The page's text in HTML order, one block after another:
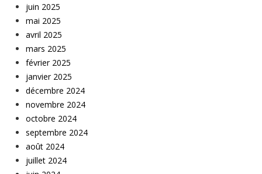
juin 2025
mai 2025
avril 2025
mars 2025
février 2025
janvier 2025
décembre 2024
novembre 2024
octobre 2024
septembre 2024
août 2024
juillet 2024